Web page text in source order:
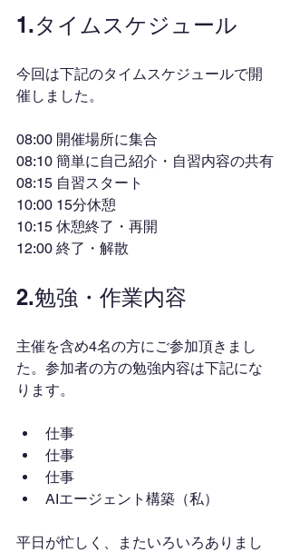
1.タイムスケジュール
今回は下記のタイムスケジュールで開
催しました。
08:00 開催場所に集合
08:10 簡単に自己紹介・自習内容の共有
08:15 自習スタート
10:00 15分休憩
10:15 休憩終了・再開
12:00 終了・解散
2.勉強・作業内容
主催を含め4名の方にご参加頂きまし
た。参加者の方の勉強内容は下記にな
ります。
仕事
仕事
仕事
AIエージェント構築（私）
平日が忙しく、またいろいろありまし